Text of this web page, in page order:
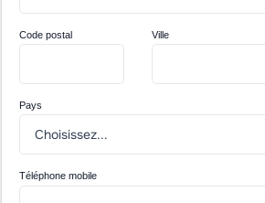
Code postal Ville
Pays
Téléphone mobile